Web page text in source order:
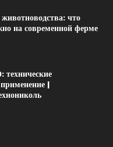
что
на современной ферме
технические
|